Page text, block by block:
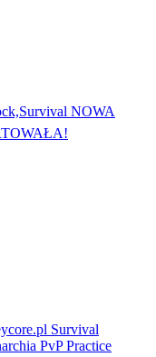
NOWA
Survival
PvP Practice